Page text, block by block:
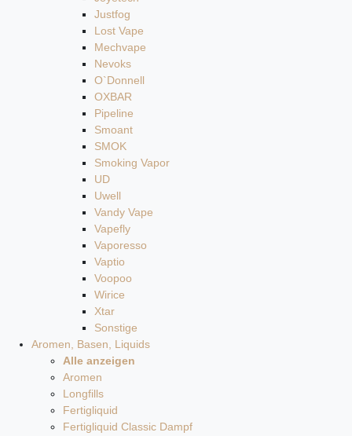
Justfog
Lost Vape
Mechvape
Nevoks
O`Donnell
OXBAR
Pipeline
Smoant
SMOK
Smoking Vapor
UD
Uwell
Vandy Vape
Vapefly
Vaporesso
Vaptio
Voopoo
Wirice
Xtar
Sonstige
Aromen, Basen, Liquids
Alle anzeigen
Aromen
Longfills
Fertigliquid
Fertigliquid Classic Dampf